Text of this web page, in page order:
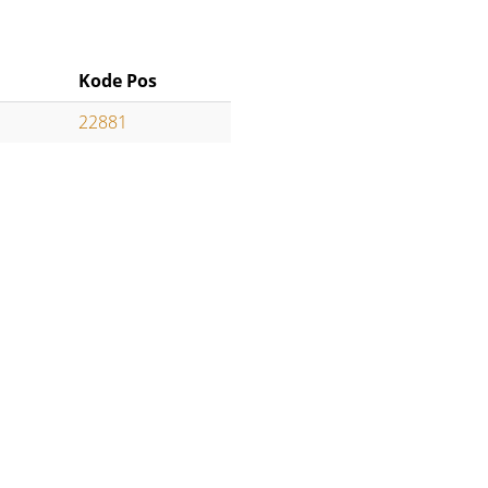
Kode Pos
22881